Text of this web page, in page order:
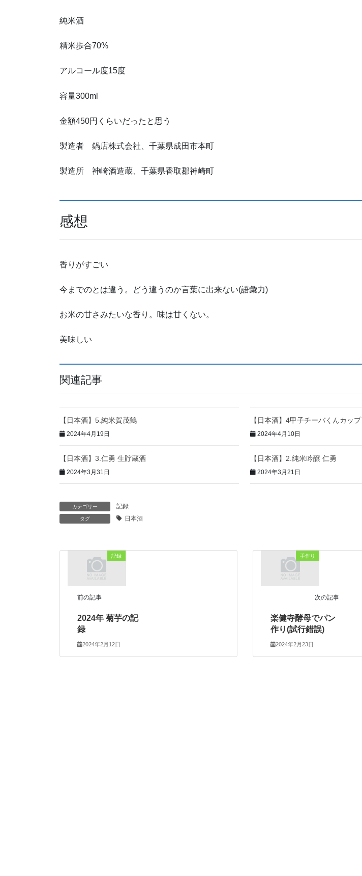
純米酒
精米歩合70%
アルコール度15度
容量300ml
金額450円くらいだったと思う
製造者 鍋店株式会社、千葉県成田市本町
製造所 神崎酒造蔵、千葉県香取郡神崎町
感想
香りがすごい
今までのとは違う。どう違うのか言葉に出来ない(語彙力)
お米の甘さみたいな香り。味は甘くない。
美味しい
関連記事
【日本酒】5.純米賀茂鶴
2024年4月19日
【日本酒】4甲子チーバくんカップ
2024年4月10日
【日本酒】3.仁勇 生貯蔵酒
2024年3月31日
【日本酒】2.純米吟醸 仁勇
2024年3月21日
カテゴリー 記録
タグ 日本酒
記録
前の記事
2024年 菊芋の記
録
2024年2月12日
手作り
次の記事
楽健寺酵母でパン
作り(試行錯誤)
2024年2月23日